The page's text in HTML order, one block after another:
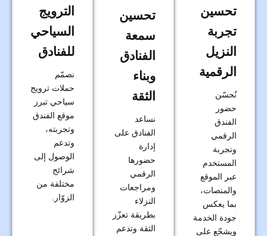
تحسين
تجربة
النزيل
الرقمية
نُحسّن
حضور
الفندق
الرقمي
وتجربة
المستخدم
عبر الموقع
والمنصات،
بما يعكس
جودة الخدمة
ويشجّع على
تحسين
سمعة
الفنادق
وبناء
الثقة
نساعد
الفنادق على
إدارة
حضورها
الرقمي
ومراجعات
النزلاء
بطريقة تعزّز
الثقة وتدعم
الترويج
السياحي
للفنادق
نصمّم
حملات ترويج
سياحي تبرز
موقع الفندق
وتجربته،
وتدعم
الوصول إلى
شرائح
مختلفة من
الزوّار.